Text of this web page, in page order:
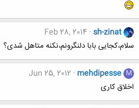
sh-zinat
Feb 28, 2014
سلام،کجایی بابا دلنگرونم،نکنه متاهل شدی؟
M
mehdipesse
Jun 25, 2012
اخلاق کاری